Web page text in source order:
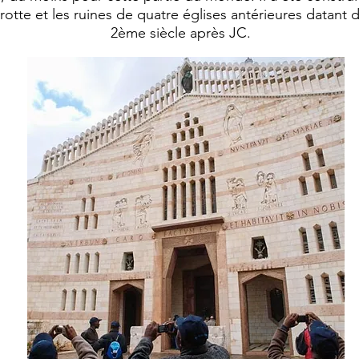
et les ruines de quatre églises antérieures datant
2ème siècle après JC.